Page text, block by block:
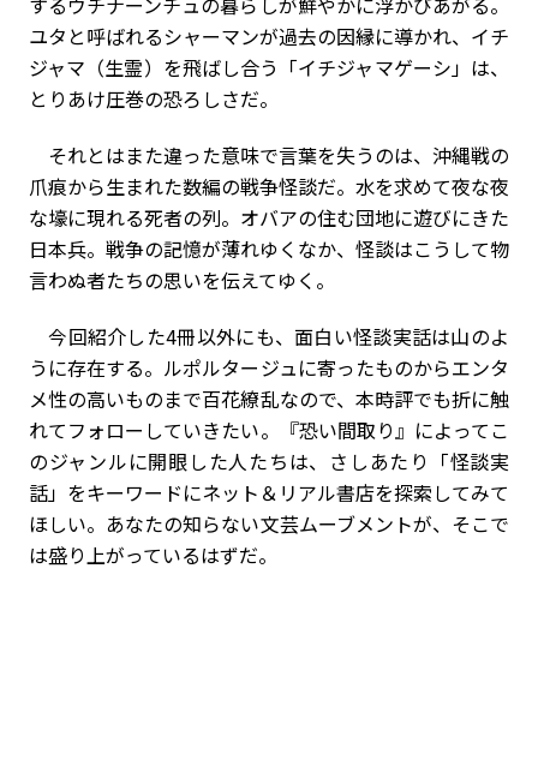
ユタと呼ばれるシャーマンが過去の因縁に導かれ、イチ
ジャマ（生霊）を飛ばし合う「イチジャマゲーシ」は、
とりあけ圧巻の恐ろしさだ。
それとはまた違った意味で言葉を失うのは、沖縄戦の
爪痕から生まれた数編の戦争怪談だ。水を求めて夜な夜
な壕に現れる死者の列。オバアの住む団地に遊びにきた
日本兵。戦争の記憶が薄れゆくなか、怪談はこうして物
言わぬ者たちの思いを伝えてゆく。
今回紹介した4冊以外にも、面白い怪談実話は山のよ
うに存在する。ルポルタージュに寄ったものからエンタ
メ性の高いものまで百花繚乱なので、本時評でも折に触
れてフォローしていきたい。『恐い間取り』によってこ
のジャンルに開眼した人たちは、さしあたり「怪談実
話」をキーワードにネット＆リアル書店を探索してみて
ほしい。あなたの知らない文芸ムーブメントが、そこで
は盛り上がっているはずだ。